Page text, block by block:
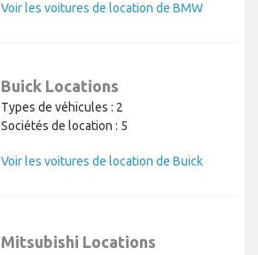
Voir les voitures de location de BMW
Buick Locations
Types de véhicules : 2
Sociétés de location : 5
Voir les voitures de location de Buick
Mitsubishi Locations